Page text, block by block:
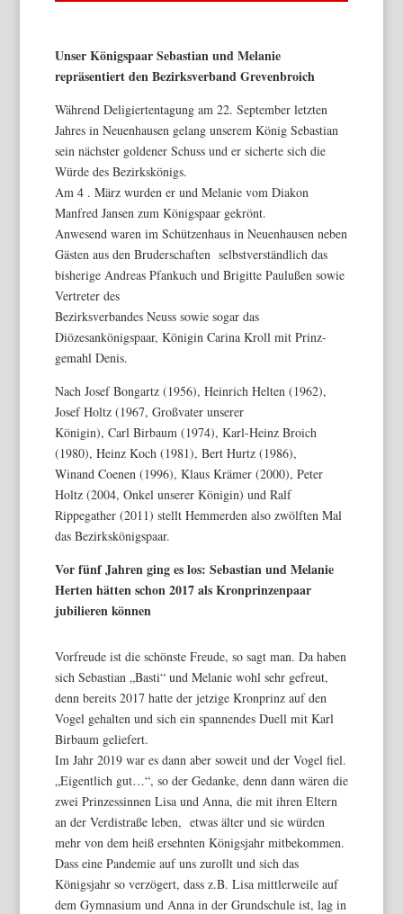
Unser Königspaar Sebastian und Melanie
repräsentiert den Bezirksverband Grevenbroich
Während Deligiertentagung am 22. September letzten
Jahres in Neuenhausen gelang unserem König Sebastian
sein nächster goldener Schuss und er sicherte sich die
Würde des Bezirkskönigs.
Am 4 . März wurden er und Melanie vom Diakon
Manfred Jansen zum Königspaar gekrönt.
Anwesend waren im Schützenhaus in Neuenhausen neben
Gästen aus den Bruderschaften selbstverständlich das
bisherige Andreas Pfankuch und Brigitte Paulußen sowie
Vertreter des
Bezirksverbandes Neuss sowie sogar das
Diözesankönigspaar, Königin Carina Kroll mit Prinz-
gemahl Denis.
Nach Josef Bongartz (1956), Heinrich Helten (1962),
Josef Holtz (1967, Großvater unserer
Königin), Carl Birbaum (1974), Karl-Heinz Broich
(1980), Heinz Koch (1981), Bert Hurtz (1986),
Winand Coenen (1996), Klaus Krämer (2000), Peter
Holtz (2004, Onkel unserer Königin) und Ralf
Rippegather (2011) stellt Hemmerden also zwölften Mal
das Bezirkskönigspaar.
Vor fünf Jahren ging es los: Sebastian und Melanie
Herten hätten schon 2017 als Kronprinzenpaar
jubilieren können
Vorfreude ist die schönste Freude, so sagt man. Da haben
sich Sebastian „Basti“ und Melanie wohl sehr gefreut,
denn bereits 2017 hatte der jetzige Kronprinz auf den
Vogel gehalten und sich ein spannendes Duell mit Karl
Birbaum geliefert.
Im Jahr 2019 war es dann aber soweit und der Vogel fiel.
„Eigentlich gut…“, so der Gedanke, denn dann wären die
zwei Prinzessinnen Lisa und Anna, die mit ihren Eltern
an der Verdistraße leben, etwas älter und sie würden
mehr von dem heiß ersehnten Königsjahr mitbekommen.
Dass eine Pandemie auf uns zurollt und sich das
Königsjahr so verzögert, dass z.B. Lisa mittlerweile auf
dem Gymnasium und Anna in der Grundschule ist, lag in